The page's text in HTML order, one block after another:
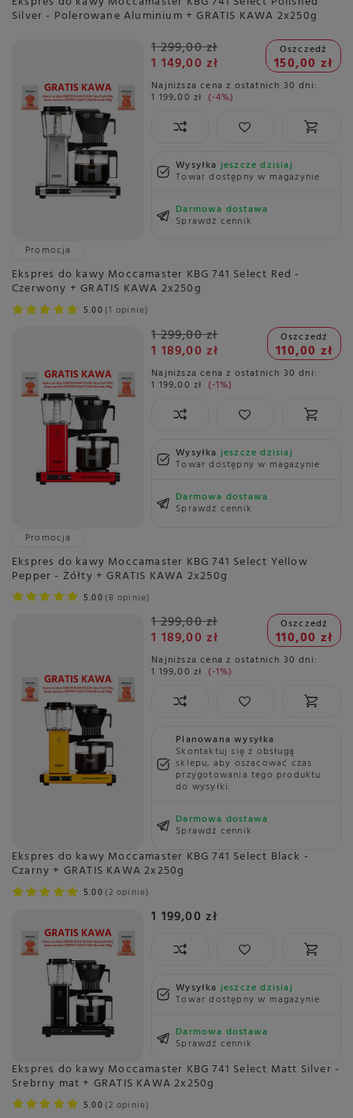
Silver - Polerowane Aluminium + GRATIS KAWA 2x250g
1 299,00 zł
1 149,00 zł
Oszczedź
150,00 zł
Najniższa cena z ostatnich 30 dni:
1 199,00 zł -4%
Wysyłkajeszcze dzisiaj
Towar dostępny w magazynie
Darmowa dostawa
Sprawdź cennik
Promocja
Ekspres do kawy Moccamaster KBG 741 Select Red -
Czerwony + GRATIS KAWA 2x250g
5.00 1 opinie
1 299,00 zł
1 189,00 zł
Oszczedź
110,00 zł
Najniższa cena z ostatnich 30 dni:
1 199,00 zł -1%
Wysyłkajeszcze dzisiaj
Towar dostępny w magazynie
Darmowa dostawa
Sprawdź cennik
Promocja
Ekspres do kawy Moccamaster KBG 741 Select Yellow
Pepper - Żółty + GRATIS KAWA 2x250g
5.00 8 opinie
1 299,00 zł
1 189,00 zł
Oszczedź
110,00 zł
Najniższa cena z ostatnich 30 dni:
1 199,00 zł -1%
Planowana wysyłka
Skontaktuj się z obsługą
sklepu, aby oszacować czas
przygotowania tego produktu
do wysyłki.
Darmowa dostawa
Sprawdź cennik
Ekspres do kawy Moccamaster KBG 741 Select Black -
Czarny + GRATIS KAWA 2x250g
5.00 2 opinie
1 199,00 zł
Wysyłkajeszcze dzisiaj
Towar dostępny w magazynie
Darmowa dostawa
Sprawdź cennik
Ekspres do kawy Moccamaster KBG 741 Select Matt Silver -
Srebrny mat + GRATIS KAWA 2x250g
5.00 2 opinie